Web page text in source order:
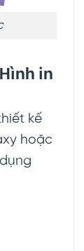
in
kế
hoặc